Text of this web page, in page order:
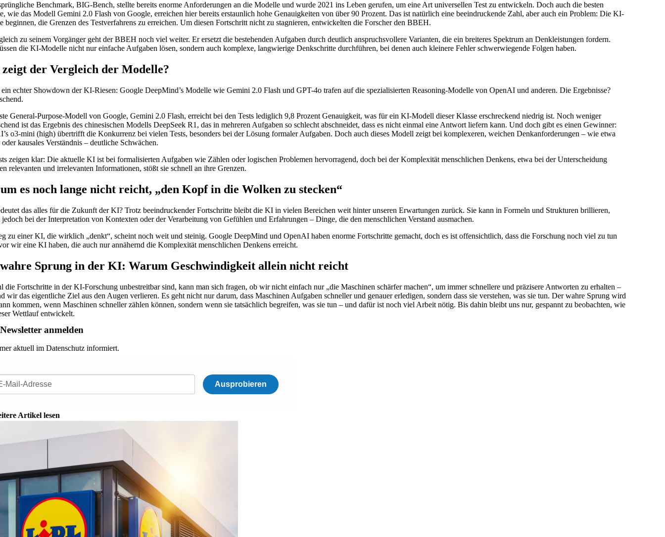
Benchmark, BIG-Bench, stellte bereits enorme Anforderungen an die Modelle und wurde 2021 ins Leben gerufen, um eine Art universellen Test zu entwickeln. Doch auch die besten
wie das Modell Gemini 2.0 Flash von Google, erreichen hier bereits erstaunlich hohe Genauigkeiten von über 90 Prozent. Das ist natürlich eine beeindruckende Zahl, aber auch ein Problem: Die KI-
beginnen, die Grenzen des Testverfahrens zu erreichen. Um diesen Fortschritt nicht zu stagnieren, entwickelten die Forscher den BBEH.
zu seinem Vorgänger geht der BBEH noch viel weiter. Er ersetzt die bestehenden Aufgaben durch deutlich anspruchsvollere Varianten, die ein breiteres Spektrum an Denkleistungen fordern.
die KI-Modelle nicht nur einfache Aufgaben lösen, sondern auch komplexe, langwierige Denkschritte durchführen, bei denen auch kleinere Fehler schwerwiegende Folgen haben.
zeigt der Vergleich der Modelle?
echter Showdown der KI-Riesen: Google DeepMind’s Modelle wie Gemini 2.0 Flash und GPT-4o trafen auf die spezialisierten Reasoning-Modelle von OpenAI und anderen. Die Ergebnisse?
General-Purpose-Modell von Google, Gemini 2.0 Flash, erreicht bei den Tests lediglich 9,8 Prozent Genauigkeit, was für ein KI-Modell dieser Klasse erschreckend niedrig ist. Noch weniger
ist das Ergebnis des chinesischen Modells DeepSeek R1, das in mehreren Aufgaben so schlecht abschneidet, dass es nicht einmal eine Antwort liefern kann. Und doch gibt es einen Gewinner:
o3-mini (high) übertrifft die Konkurrenz bei vielen Tests, besonders bei der Lösung formaler Aufgaben. Doch auch dieses Modell zeigt bei komplexeren, weichen Denkanforderungen – wie etwa
kausales Verständnis – deutliche Schwächen.
zeigen klar: Die aktuelle KI ist bei formalisierten Aufgaben wie Zählen oder logischen Problemen hervorragend, doch bei der Komplexität menschlichen Denkens, etwa bei der Unterscheidung
relevanten und irrelevanten Informationen, stößt sie schnell an ihre Grenzen.
es noch lange nicht reicht, „den Kopf in die Wolken zu stecken“
das alles für die Zukunft der KI? Trotz beeindruckender Fortschritte bleibt die KI in vielen Bereichen weit hinter unseren Erwartungen zurück. Sie kann in Formeln und Strukturen brillieren,
jedoch bei der Interpretation von Kontexten oder der Verarbeitung von Gefühlen und Erfahrungen – Dinge, die den menschlichen Verstand ausmachen.
zu einer KI, die wirklich „denkt“, scheint noch weit und steinig. Google DeepMind und OpenAI haben enorme Fortschritte gemacht, doch es ist offensichtlich, dass die Forschung noch viel zu tun
wir eine KI haben, die auch nur annähernd die Komplexität menschlichen Denkens erreicht.
Sprung in der KI: Warum Geschwindigkeit allein nicht reicht
die Fortschritte in der KI-Forschung unbestreitbar sind, kann man sich fragen, ob wir nicht einfach nur „die Maschinen schärfer machen“, um immer schnellere und präzisere Antworten zu erhalten –
wir das eigentliche Ziel aus den Augen verlieren. Es geht nicht nur darum, dass Maschinen Aufgaben schneller und genauer erledigen, sondern dass sie verstehen, was sie tun. Der wahre Sprung wird
kommen, wenn Maschinen schneller zählen können, sondern wenn sie tatsächlich begreifen, was sie tun – und dafür ist noch viel Arbeit nötig. Bis dahin bleibt uns nur, gespannt zu beobachten, wie
Wettlauf entwickelt.
anmelden
aktuell im Datenschutz informiert.
Ausprobieren
Artikel lesen